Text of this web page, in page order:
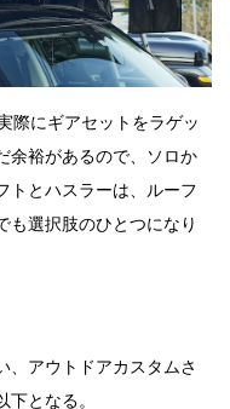
際にギアセットをラゲッ
余裕があるので、ソロか
トとハスラーは、ルーフ
も選択肢のひとつになり
、アウトドアカスタムさ
となる。